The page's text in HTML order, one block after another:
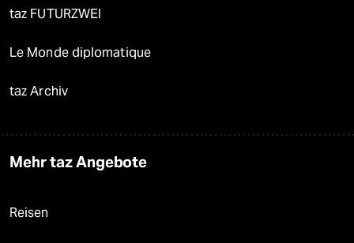
taz FUTURZWEI
Le Monde diplomatique
taz Archiv
Mehr taz Angebote
Reisen